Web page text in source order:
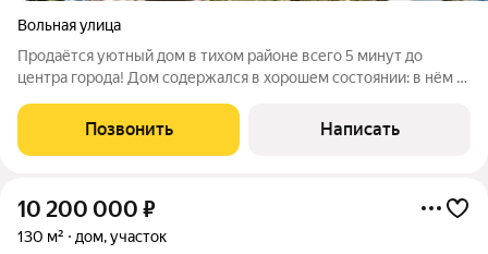
Вольная улица
Продаётся уютный дом в тихом районе всего 5 минут до
центра города! Дом содержался в хорошем состоянии: в нём 2
поклеить обои по своему вкусу. Туалет расположен на улице,
но есть удобная
Позвонить Написать
10 200 000 ₽
130 м² дом, участок